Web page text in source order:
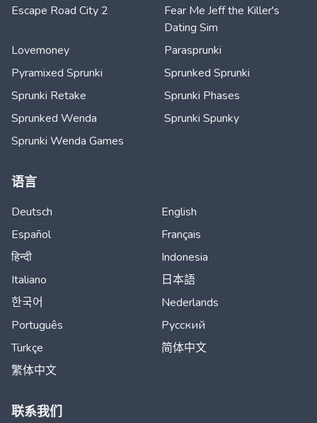
Escape Road City 2
Fear Me Jeff the Killer's
Dating Sim
Lovemoney
Parasprunki
Pyramixed Sprunki
Sprunked Sprunki
Sprunki Retake
Sprunki Phases
Sprunked Wenda
Sprunki Spunky
Sprunki Wenda Games
语言
Deutsch
English
Español
Français
हिन्दी
Indonesia
Italiano
日本語
한국어
Nederlands
Português
Русский
Türkçe
简体中文
繁体中文
联系我们